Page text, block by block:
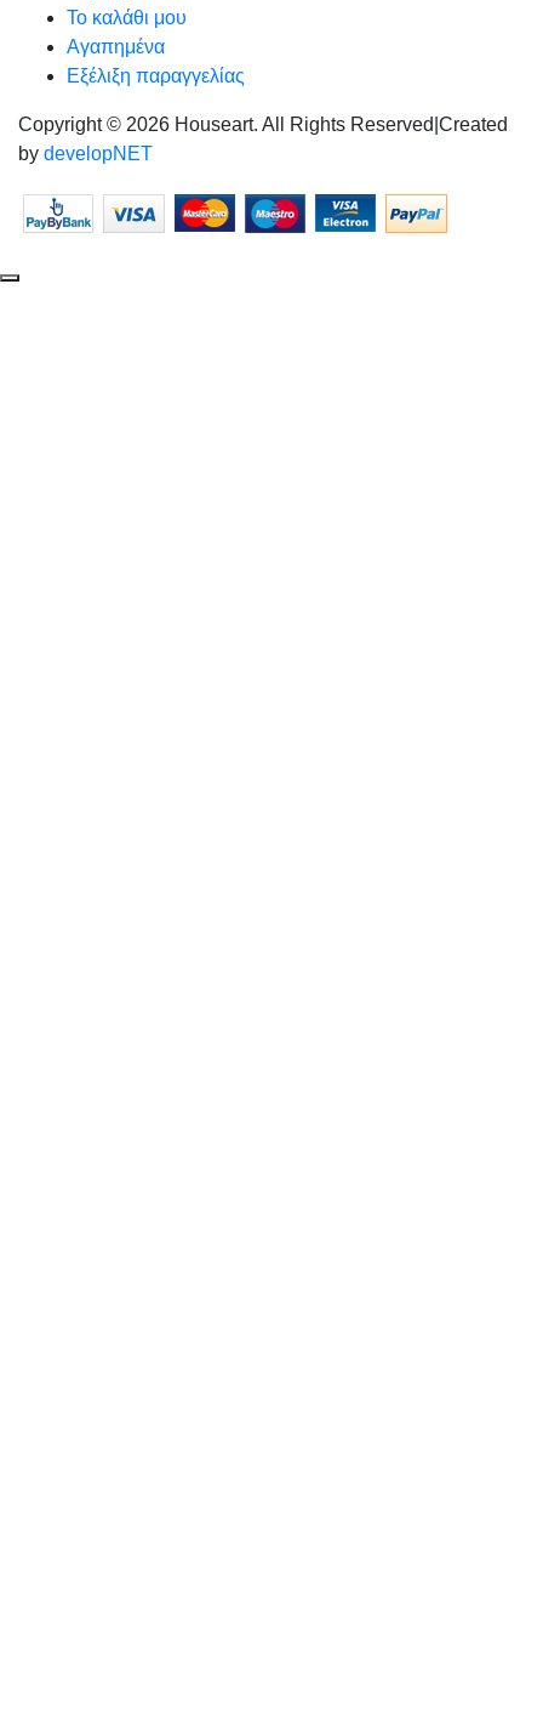
Το καλάθι μου
Αγαπημένα
Εξέλιξη παραγγελίας
Copyright © 2026 Houseart. All Rights Reserved Created
by developNET